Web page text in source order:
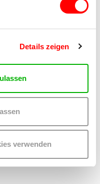
Details zeigen
verwenden